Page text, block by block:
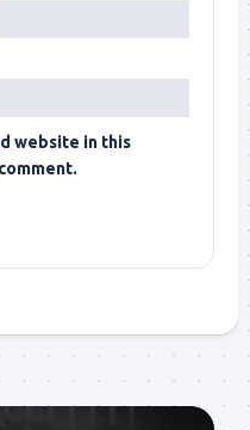
website in this